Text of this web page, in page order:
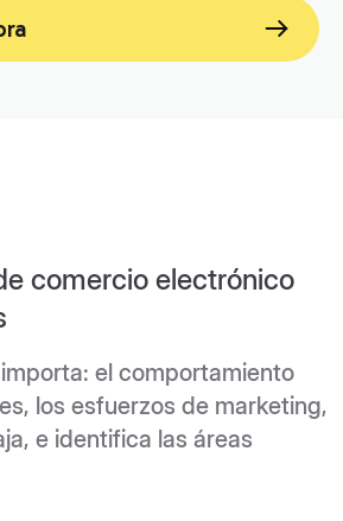
comercio electrónico
el comportamiento
los esfuerzos de marketing,
e identifica las áreas